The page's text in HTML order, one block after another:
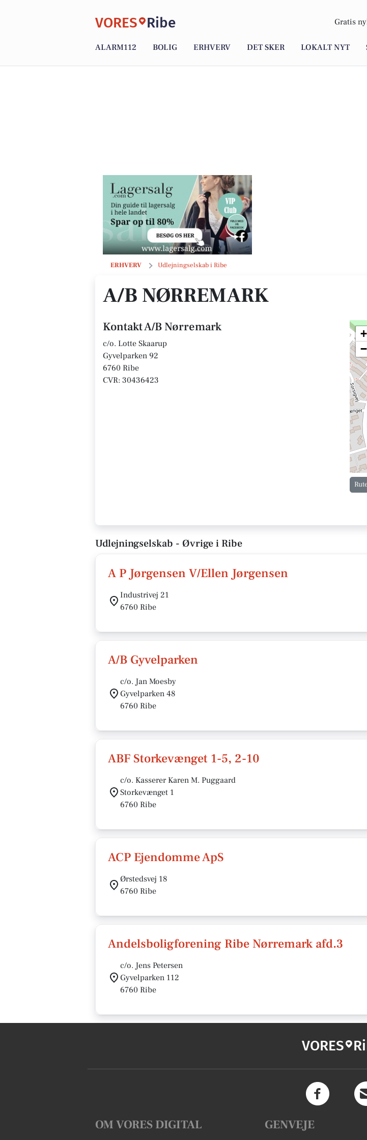
VORES Ribe Gratis
ALARM112 BOLIG ERHVERV DET SKER LOKALT NYT
ERHVERV Udlejningselskab i Ribe
A/B Nørremark
A/B NØRREMARK
Kontakt A/B Nørremark
c/o. Lotte Skaarup
Gyvelparken 92
6760 Ribe
CVR: 30436423
+
−
Udlejningselskab - Øvrige i Ribe
A P Jørgensen V/Ellen Jørgensen
Industrivej 21
6760 Ribe
A/B Gyvelparken
c/o. Jan Moesby
Gyvelparken 48
6760 Ribe
ABF Storkevænget 1-5, 2-10
c/o. Kasserer Karen M. Puggaard
Storkevænget 1
6760 Ribe
ACP Ejendomme ApS
Ørstedsvej 18
6760 Ribe
Andelsboligforening Ribe Nørremark afd.3
c/o. Jens Petersen
Gyvelparken 112
6760 Ribe
VORES
OM VORES DIGITAL GENVEJE